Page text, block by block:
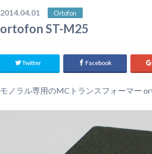
2014.04.01 Ortofon
ortofon ST-M25
Twitter Facebook
モノラル専用のMCトランスフォーマー